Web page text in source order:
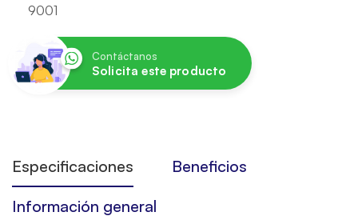
9001
Contáctanos
Solicita este producto
Especificaciones
Beneficios
Información general